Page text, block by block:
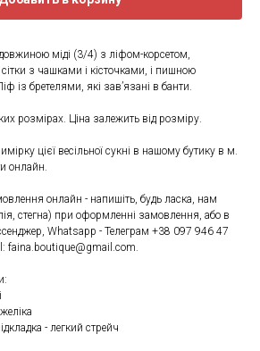
міді (3/4) з ліфом-корсетом,
з чашками і кісточками, і пишною
із бретелями, які зав’язані в банти.
розмірах. Ціна залежить від розміру.
цієї весільної сукні в нашому бутику в м.
онлайн.
онлайн - напишіть, будь ласка, нам
стегна) при оформленні замовлення, або в
Whatsapp - Телеграм +38 097 946 47
faina.boutique@gmail.com.
- легкий стрейч